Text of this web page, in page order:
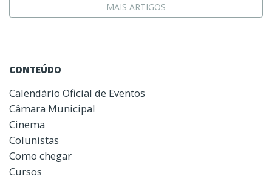
MAIS ARTIGOS
CONTEÚDO
Calendário Oficial de Eventos
Câmara Municipal
Cinema
Colunistas
Como chegar
Cursos